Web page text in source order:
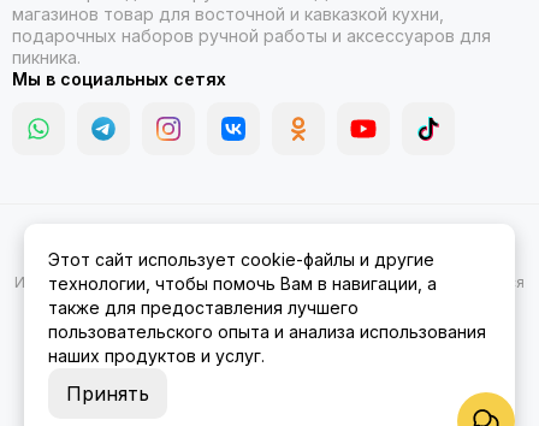
магазинов товар для восточной и кавказкой кухни,
подарочных наборов ручной работы и аксессуаров для
пикника.
Мы в социальных сетях
Амуре.Карта сайта
Информация на сайте носит ознакомительный характер и не является
публичной офертой.
Этот сайт использует cookie-файлы и другие
технологии, чтобы помочь Вам в навигации, а
также для предоставления лучшего
пользовательского опыта и анализа использования
наших продуктов и услуг.
Принять